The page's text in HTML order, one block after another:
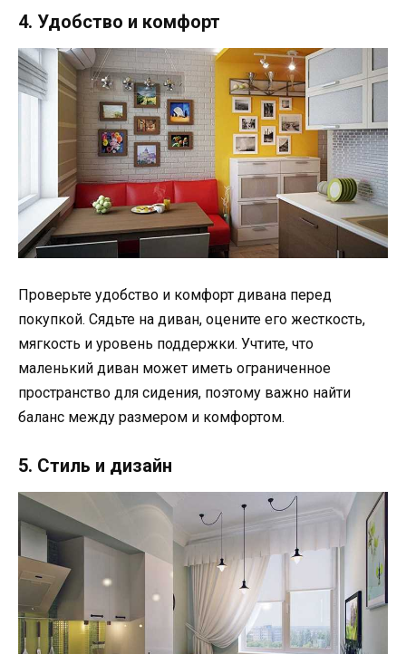
4. Удобство и комфорт
Проверьте удобство и комфорт дивана перед
покупкой. Сядьте на диван, оцените его жесткость,
мягкость и уровень поддержки. Учтите, что
маленький диван может иметь ограниченное
пространство для сидения, поэтому важно найти
баланс между размером и комфортом.
5. Стиль и дизайн